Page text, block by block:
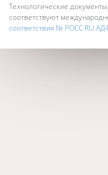
Технологические
соответствуют
соответствия № РОСС